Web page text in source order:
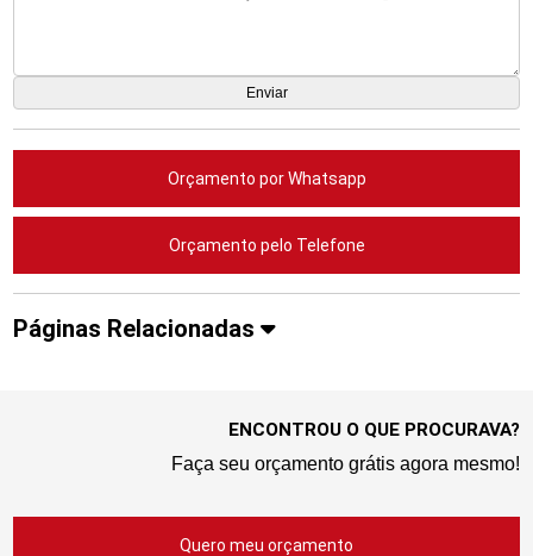
Orçamento por Whatsapp
Orçamento pelo Telefone
Páginas Relacionadas
ENCONTROU O QUE PROCURAVA?
Faça seu orçamento grátis agora mesmo!
Quero meu orçamento